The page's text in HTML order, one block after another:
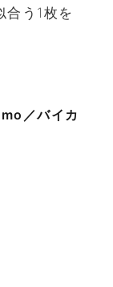
合う1枚を
／バイカ